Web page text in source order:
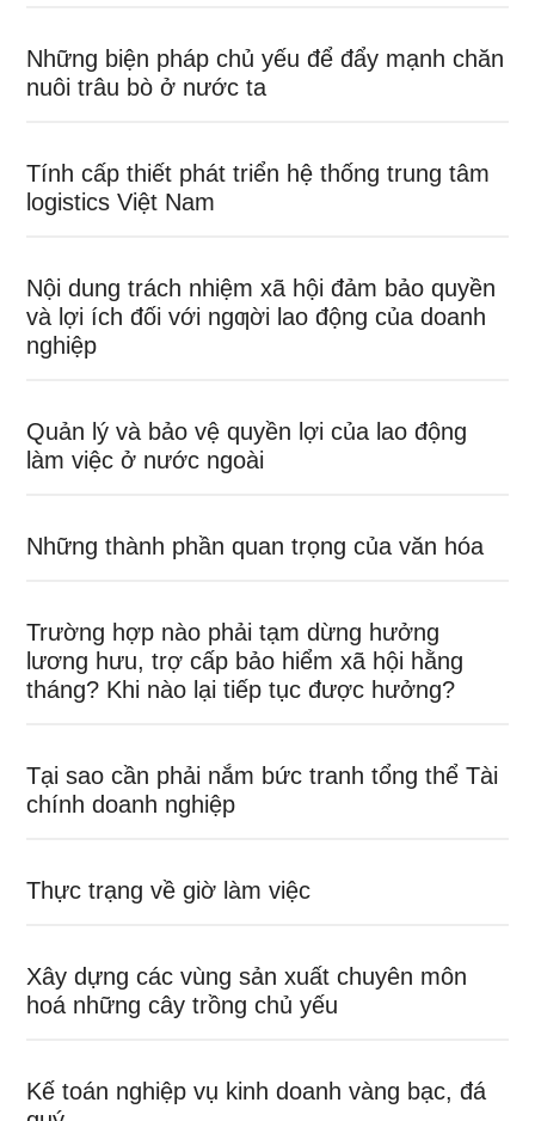
Những biện pháp chủ yếu để đẩy mạnh chăn
nuôi trâu bò ở nước ta
Tính cấp thiết phát triển hệ thống trung tâm
logistics Việt Nam
Nội dung trách nhiệm xã hội đảm bảo quyền
và lợi ích đối với ngƣời lao động của doanh
nghiệp
Quản lý và bảo vệ quyền lợi của lao động
làm việc ở nước ngoài
Những thành phần quan trọng của văn hóa
Trường hợp nào phải tạm dừng hưởng
lương hưu, trợ cấp bảo hiểm xã hội hằng
tháng? Khi nào lại tiếp tục được hưởng?
Tại sao cần phải nắm bức tranh tổng thể Tài
chính doanh nghiệp
Thực trạng về giờ làm việc
Xây dựng các vùng sản xuất chuyên môn
hoá những cây trồng chủ yếu
Kế toán nghiệp vụ kinh doanh vàng bạc, đá